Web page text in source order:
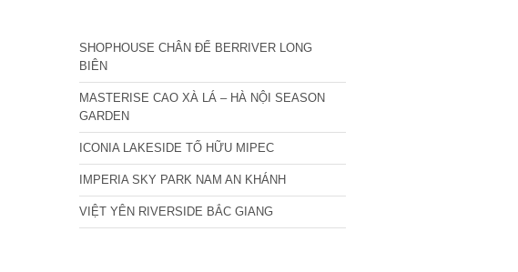
SHOPHOUSE CHÂN ĐẾ BERRIVER LONG
BIÊN
MASTERISE CAO XÀ LÁ – HÀ NỘI SEASON
GARDEN
ICONIA LAKESIDE TỐ HỮU MIPEC
IMPERIA SKY PARK NAM AN KHÁNH
VIỆT YÊN RIVERSIDE BẮC GIANG